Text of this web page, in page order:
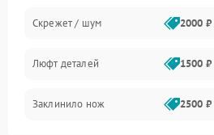
Скрежет / шум 2000 ₽
Люфт деталей 1500 ₽
Заклинило нож 2500 ₽